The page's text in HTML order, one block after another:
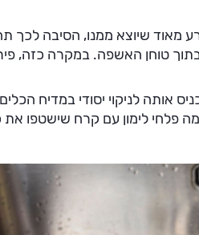
שיוצא ממנו, הסיבה לכך
טוחן האשפה. במקרה כזה,
אותה לניקוי יסודי במדיח
פלחי לימון עם קרח שישטפו את